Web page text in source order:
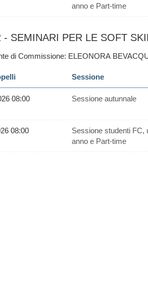
anno e Part-time
- SEMINARI PER LE SOFT
di Commissione: ELEONORA
Sessione
08:00 Sessione autunnale
08:00
Sessione studenti FC,
anno e Part-time